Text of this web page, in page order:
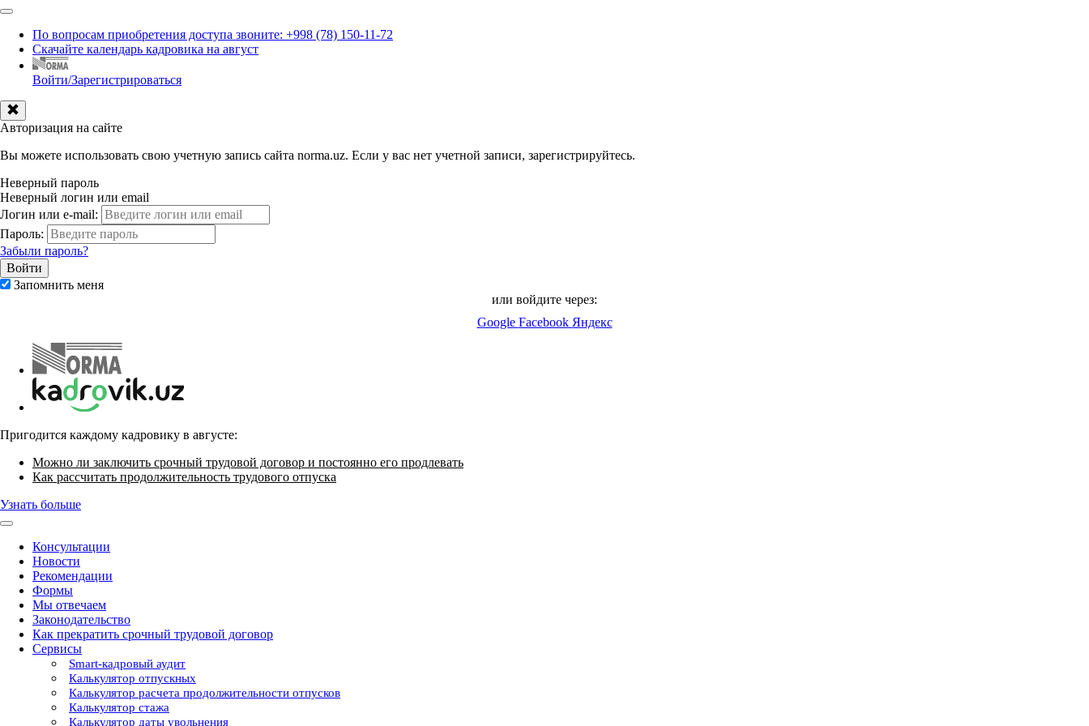
По вопросам приобретения доступа звоните: +998 (78) 150-11-72
Скачайте календарь кадровика на август
Войти/Зарегистрироваться
Авторизация на сайте
Вы можете использовать свою учетную запись сайта norma.uz. Если у вас нет учетной записи, зарегистрируйтесь.
Неверный пароль
Неверный логин или email
Логин или e-mail:
Пароль:
Забыли пароль?
Запомнить меня
или войдите через:
Google Facebook Яндекс
Пригодится каждому кадровику в августе:
Можно ли заключить срочный трудовой договор и постоянно его продлевать
Как рассчитать продолжительность трудового отпуска
Узнать больше
Консультации
Новости
Рекомендации
Формы
Мы отвечаем
Законодательство
Как прекратить срочный трудовой договор
Сервисы
Smart-кадровый аудит
Калькулятор отпускных
Калькулятор расчета продолжительности отпусков
Калькулятор стажа
Калькулятор даты увольнения